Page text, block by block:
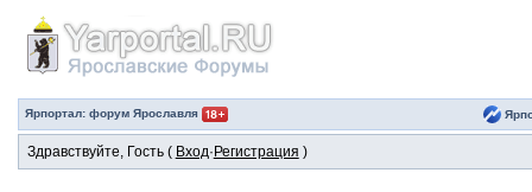
Ярпортал: форум Ярославля
Здравствуйте, Гость ( Вход· Регистрация )